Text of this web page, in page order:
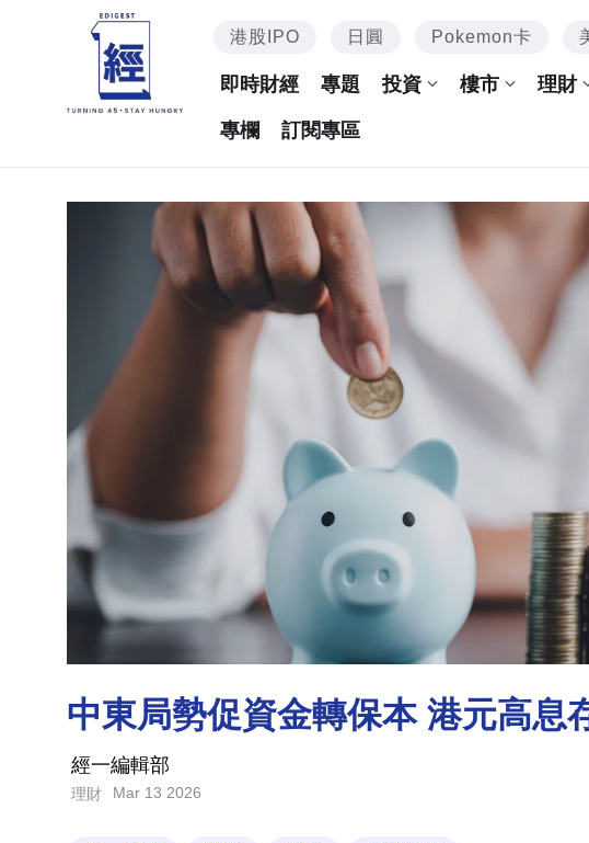
港股IPO 日圓 Pokemon卡
即時財經 專題 投資 樓市 理財
專欄 訂閱專區
中東局勢促資金轉保本 港元高息
經一編輯部
理財 Mar 13 2026